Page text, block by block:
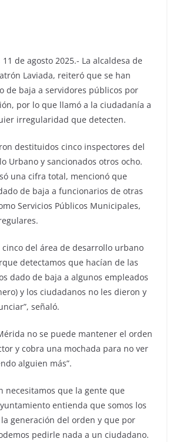
de agosto 2025.- La alcaldesa de
Laviada, reiteró que se han
de baja a servidores públicos por
por lo que llamó a la ciudadanía a
irregularidad que detecten.
destituidos cinco inspectores del
Urbano y sancionados otros ocho.
una cifra total, mencionó que
de baja a funcionarios de otras
Servicios Públicos Municipales,
cinco del área de desarrollo urbano
detectamos que hacían de las
dado de baja a algunos empleados
y los ciudadanos no les dieron y
señaló.
no se puede mantener el orden
y cobra una mochada para no ver
alguien más”.
necesitamos que la gente que
entienda que somos los
generación del orden y que por
pedirle nada a un ciudadano.